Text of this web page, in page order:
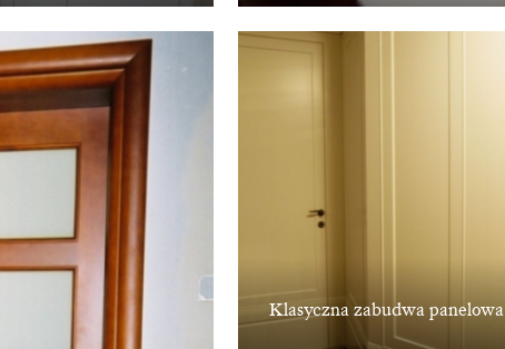
Klasyczna zabudwa panelowa